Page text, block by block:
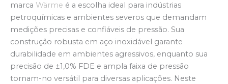
marca Wärme é a escolha ideal para indústrias
petroquímicas e ambientes severos que demandam
medições precisas e confiáveis de pressão. Sua
construção robusta em aço inoxidável garante
durabilidade em ambientes agressivos, enquanto sua
precisão de ±1,0% FDE e ampla faixa de pressão
tornam-no versátil para diversas aplicações. Neste